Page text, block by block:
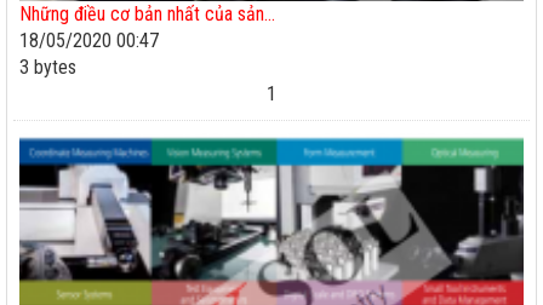
Những điều cơ bản nhất của sản...
18/05/2020 00:47
3 bytes
1